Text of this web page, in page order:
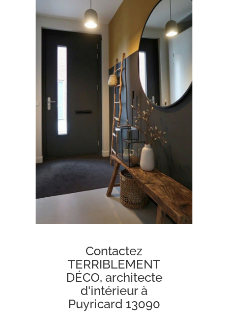
Contactez
TERRIBLEMENT
DÉCO, architecte
d'intérieur à
Puyricard 13090